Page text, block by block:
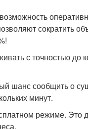
сократить
с точностью до
шанс сообщить о
минут.
режиме.